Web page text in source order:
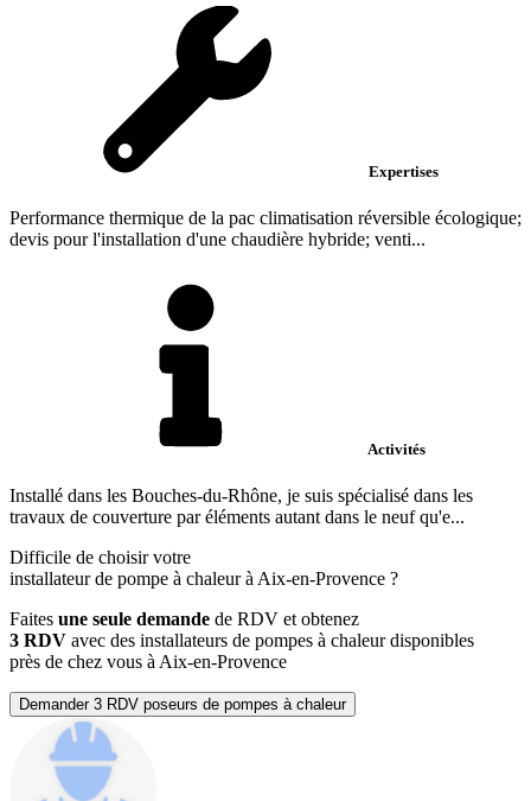
Expertises
Performance thermique de la pac climatisation réversible écologique;
devis pour l'installation d'une chaudière hybride; venti...
Activités
Installé dans les Bouches-du-Rhône, je suis spécialisé dans les
travaux de couverture par éléments autant dans le neuf qu'e...
Difficile de choisir votre
installateur de pompe à chaleur à Aix-en-Provence ?
Faites une seule demande de RDV et obtenez
3 RDV avec des installateurs de pompes à chaleur disponibles
près de chez vous à Aix-en-Provence
Demander 3 RDV poseurs de pompes à chaleur